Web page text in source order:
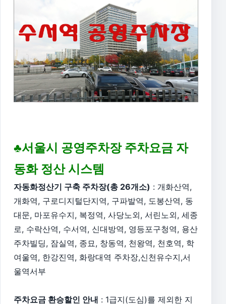
♣서울시 공영주차장 주차요금 자
동화 정산 시스템
자동화정산기 구축 주차장(총 26개소) : 개화산역,
개화역, 구로디지털단지역, 구파발역, 도봉산역, 동
대문, 마포유수지, 복정역, 사당노외, 서린노외, 세종
로, 수락산역, 수서역, 신대방역, 영등포구청역, 용산
주차빌딩, 잠실역, 종묘, 창동역, 천왕역, 천호역, 학
여울역, 한강진역, 화랑대역 주차장,신천유수지,서
울역서부
주차요금 환승할인 안내 : 1급지(도심)를 제외한 지